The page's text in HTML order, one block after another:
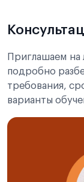
Приглашаем на
подробно
требования,
варианты